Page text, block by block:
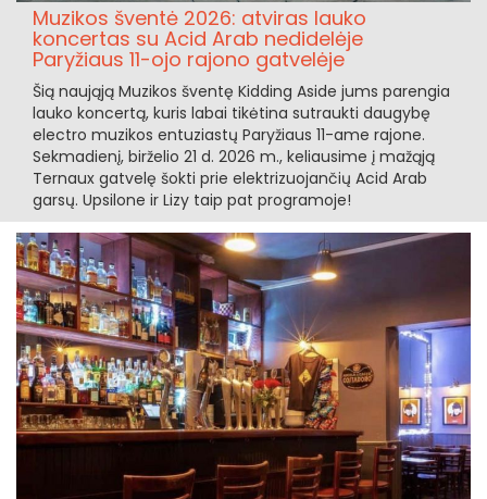
Muzikos šventė 2026: atviras lauko
koncertas su Acid Arab nedidelėje
Paryžiaus 11-ojo rajono gatvelėje
Šią naująją Muzikos šventę Kidding Aside jums parengia
lauko koncertą, kuris labai tikėtina sutraukti daugybę
electro muzikos entuziastų Paryžiaus 11-ame rajone.
Sekmadienį, birželio 21 d. 2026 m., keliausime į mažąją
Ternaux gatvelę šokti prie elektrizuojančių Acid Arab
garsų. Upsilone ir Lizy taip pat programoje!